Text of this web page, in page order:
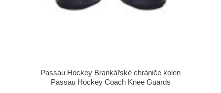
Passau Hockey Brankářské chrániče kolen
Passau Hockey Coach Knee Guards